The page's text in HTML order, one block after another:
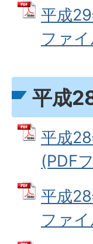
平成
ファ
平成
平成
(PDF
平成
ファ